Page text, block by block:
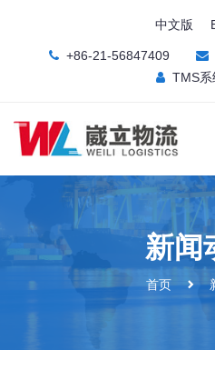
中文版
+86-21-56847409
TMS
新闻
首页